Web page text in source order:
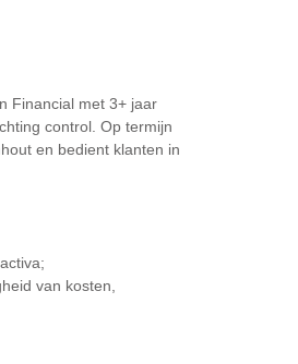
Financial met 3+ jaar
control. Op termijn
en bedient klanten in
van kosten,